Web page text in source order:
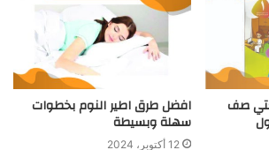
صف افضل طرق اطير النوم بخطوات
سهلة وبسيطة
12 أكتوبر، 2024